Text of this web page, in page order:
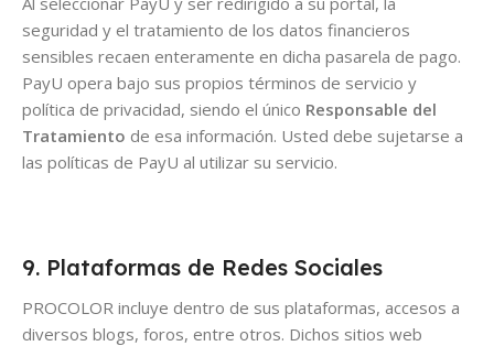
seguridad y el tratamiento de los datos financieros
sensibles recaen enteramente en dicha pasarela de pago.
PayU opera bajo sus propios términos de servicio y
política de privacidad, siendo el único Responsable del
Tratamiento de esa información. Usted debe sujetarse a
las políticas de PayU al utilizar su servicio.
9. Plataformas de Redes Sociales
PROCOLOR incluye dentro de sus plataformas, accesos a
diversos blogs, foros, entre otros. Dichos sitios web